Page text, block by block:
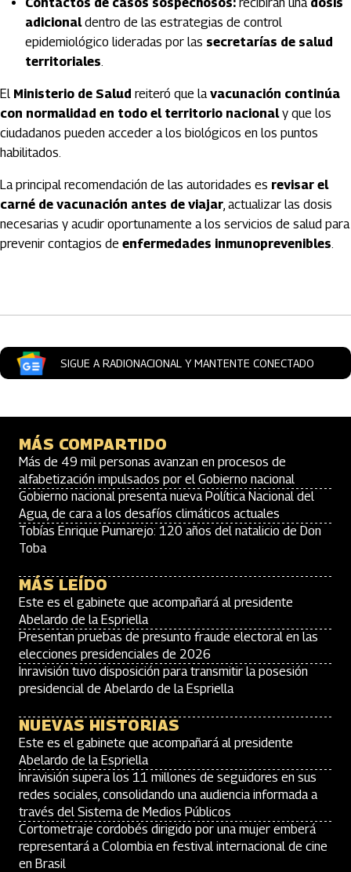
adicionaldentro de las estrategias de control
epidemiológico lideradas por las secretarías de salud
territoriales.
El Ministerio de Salud reiteró que lavacunación continúa
con normalidad en todo el territorio nacionaly que los
ciudadanos pueden acceder a los biológicos en los puntos
habilitados.
La principal recomendación de las autoridades es revisar el
carné de vacunación antes de viajar, actualizar las dosis
necesarias y acudir oportunamente a los servicios de salud para
prevenir contagios de enfermedades inmunoprevenibles.
SIGUE A RADIONACIONAL Y MANTENTE CONECTADO
MÁS COMPARTIDO
Más de 49 mil personas avanzan en procesos de
alfabetización impulsados por el Gobierno nacional
Gobierno nacional presenta nueva Política Nacional del
Agua, de cara a los desafíos climáticos actuales
Tobías Enrique Pumarejo: 120 años del natalicio de Don
Toba
MÁS LEÍDO
Este es el gabinete que acompañará al presidente
Abelardo de la Espriella
Presentan pruebas de presunto fraude electoral en las
elecciones presidenciales de 2026
Inravisión tuvo disposición para transmitir la posesión
presidencial de Abelardo de la Espriella
NUEVAS HISTORIAS
Este es el gabinete que acompañará al presidente
Abelardo de la Espriella
Inravisión supera los 11 millones de seguidores en sus
redes sociales, consolidando una audiencia informada a
través del Sistema de Medios Públicos
Cortometraje cordobés dirigido por una mujer emberá
representará a Colombia en festival internacional de cine
en Brasil